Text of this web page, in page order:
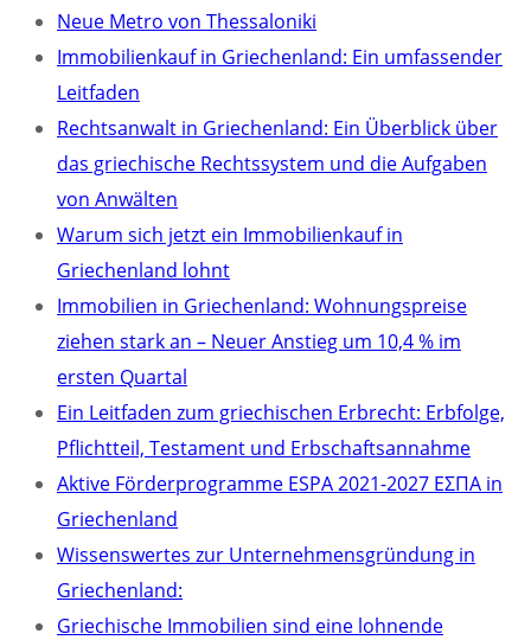
Neue Metro von Thessaloniki
Immobilienkauf in Griechenland: Ein umfassender
Leitfaden
Rechtsanwalt in Griechenland: Ein Überblick über
das griechische Rechtssystem und die Aufgaben
von Anwälten
Warum sich jetzt ein Immobilienkauf in
Griechenland lohnt
Immobilien in Griechenland: Wohnungspreise
ziehen stark an – Neuer Anstieg um 10,4 % im
ersten Quartal
Ein Leitfaden zum griechischen Erbrecht: Erbfolge,
Pflichtteil, Testament und Erbschaftsannahme
Aktive Förderprogramme ESPA 2021-2027 ΕΣΠΑ in
Griechenland
Wissenswertes zur Unternehmensgründung in
Griechenland:
Griechische Immobilien sind eine lohnende